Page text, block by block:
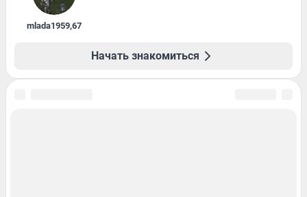
mlada1959,67
Начать знакомиться